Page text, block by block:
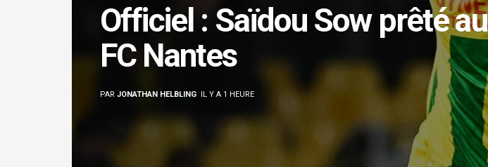
Officiel : Saïdou Sow prêté au
FC Nantes
PAR JONATHAN HELBLING IL Y A 1 HEURE